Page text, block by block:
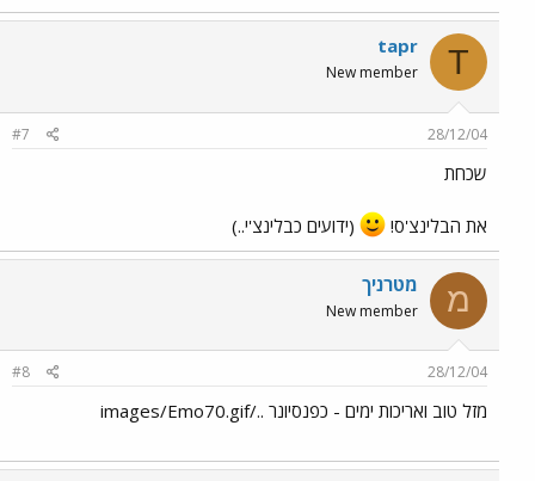
T
tapr
New member
28/12/04
#7
שכחת
את הבלינצ'ס! (ידועים כבלינצ'י..)
מ מטרניך
New member
28/12/04
#8
מזל טוב ואריכות ימים - כפנסיונר ../images/Emo70.gif